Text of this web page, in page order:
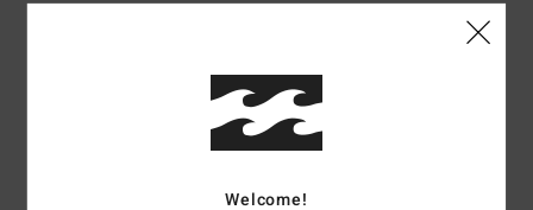
4.5/5
2 reseñas verificadas
Welcome!